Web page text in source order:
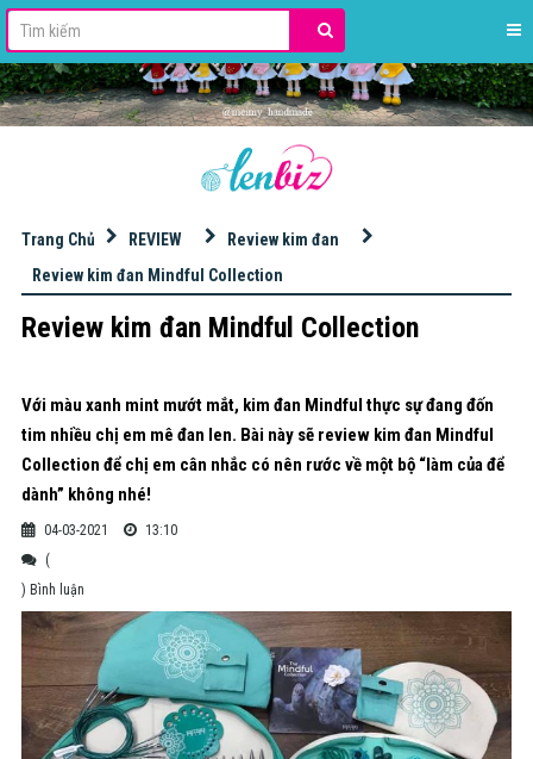
Trang Chủ REVIEW
Review kim đan
Review kim đan Mindful Collection
Review kim đan Mindful Collection
Với màu xanh mint mướt mắt, kim đan Mindful thực sự đang đốn
tim nhiều chị em mê đan len. Bài này sẽ review kim đan Mindful
Collection để chị em cân nhắc có nên rước về một bộ “làm của để
dành” không nhé!
04-03-2021
13:10
(
) Bình luận